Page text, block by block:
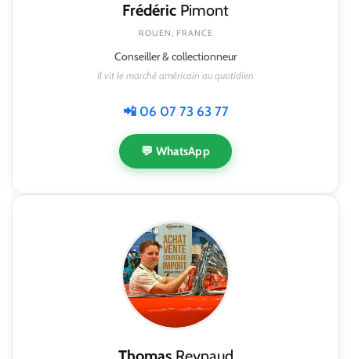
Frédéric Pimont
ROUEN, FRANCE
Conseiller & collectionneur
Il vit le marché américain au quotidien
📲 06 07 73 63 77
💬 WhatsApp